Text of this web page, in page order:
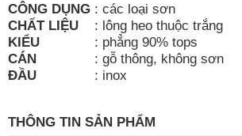
CÔNG DỤNG : các loại sơn
CHẤT LIỆU
: lông heo thuộc trắng
KIỂU
: phẳng 90% tops
CÁN
: gỗ thông, không sơn
ĐẦU
: inox
THÔNG TIN SẢN PHẨM